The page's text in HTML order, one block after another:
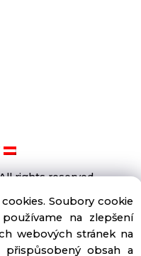
rights reserved
Soubory cookie
na zlepšení
webových stránek na
přispůsobený obsah a